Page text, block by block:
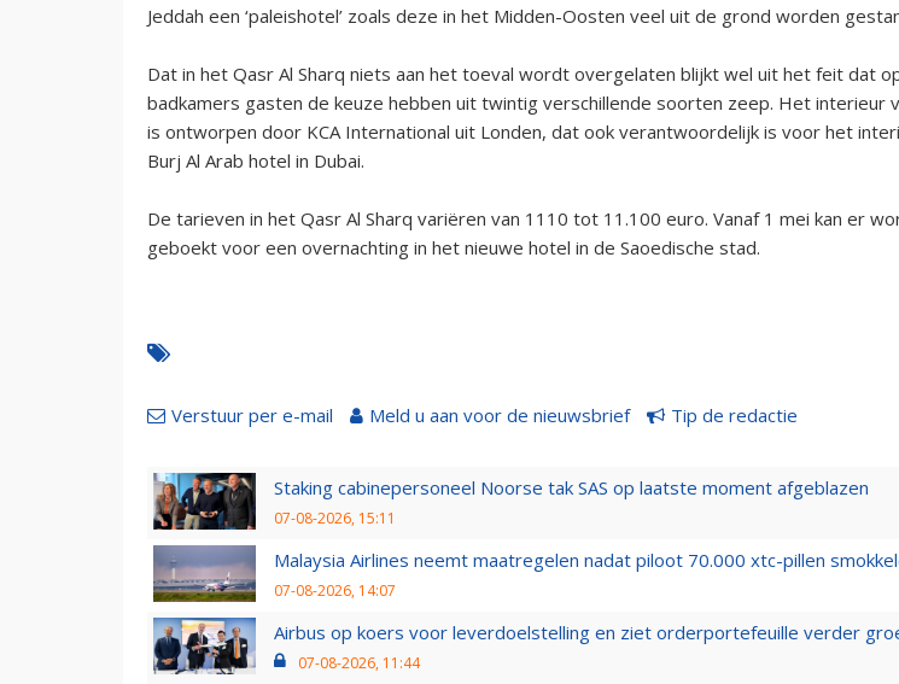
Jeddah een ‘paleishotel’ zoals deze in het Midden-Oosten veel uit de grond worden
Dat in het Qasr Al Sharq niets aan het toeval wordt overgelaten blijkt wel uit het feit dat
badkamers gasten de keuze hebben uit twintig verschillende soorten zeep. Het interieur
is ontworpen door KCA International uit Londen, dat ook verantwoordelijk is voor het
Burj Al Arab hotel in Dubai.
De tarieven in het Qasr Al Sharq variëren van 1110 tot 11.100 euro. Vanaf 1 mei kan er
geboekt voor een overnachting in het nieuwe hotel in de Saoedische stad.
Verstuur per e-mail Meld u aan voor de nieuwsbrief Tip de redactie
Staking cabinepersoneel Noorse tak SAS op laatste moment afgeblazen
07-08-2026, 15:11
Malaysia Airlines neemt maatregelen nadat piloot 70.000 xtc-pillen
07-08-2026, 14:07
Airbus op koers voor leverdoelstelling en ziet orderportefeuille verder
07-08-2026, 11:44